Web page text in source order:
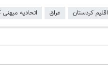
اقلیم کردستان عراق اتحادیه